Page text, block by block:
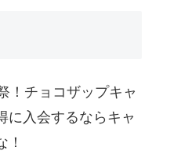
！チョコザップキャ
に入会するならキャ
！